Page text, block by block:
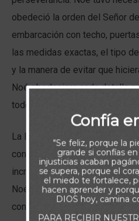
obedeció la orden del Señor
embarcación con techo,
las medidas exactas, el tipo
y la manera de evitar que
Noé obedeciera cada detalle
todos los animales y se
La Biblia no habla de
conociendo la naturaleza
incredulidad y el rechazo que
Noé. Sin embargo, trabajó
conforme a todo lo que Dios le
Confía
"Se feliz, porque la
grande si confías
injusticias acaban
se supera, porque el
el miedo te fortalece,
hacen aprender y
DIOS hoy, camina
PARA RECIBIR